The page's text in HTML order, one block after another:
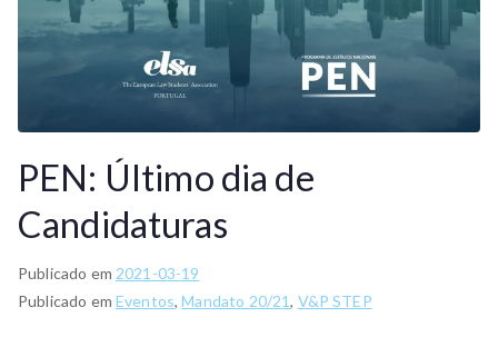
PEN: Último dia de
Candidaturas
Publicado em 2021-03-19
Publicado em Eventos,Mandato 20/21, V&P STEP